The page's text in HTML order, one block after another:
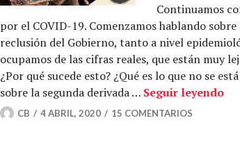
Continuamos
por el COVID-19. Comenzamos hablando
reclusión del Gobierno, tanto a nivel
ocupamos de las cifras reales, que están muy
¿Por qué sucede esto? ¿Qué es lo que no se
sobre la segunda derivada … Seguir leyendo
CB 4 ABRIL, 2020 15 COMENTARIOS